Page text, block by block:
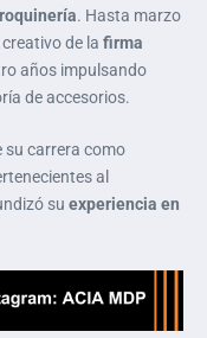
. Hasta marzo
de la firma
años impulsando
de accesorios.
su carrera como
al
su experiencia en